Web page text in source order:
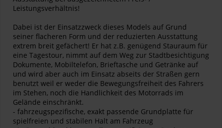
Leistungsverhältnis!
Dabei ist der Einsatzzweck dieses Models auf Grund
seiner flacheren Form und der reduzierten Ausstattung
extrem breit gefächert! Er hat z.B. genügend Stauraum für
eine Tagestour, nimmt auf dem Weg zur Stadtbesichtigung
Dokumente, Mobiltelefon, Brieftasche und Getränke auf
und wird aber auch im Einsatz abseits der Straßen gern
benutzt weil er weder die Bewegungsfreiheit des Fahrers
im Stehen, noch die Handlichkeit des Motorrads im
Gelände einschränkt.
- fahrzeugspezifische, exakt passende Grundplatte für
spielfreien und stabilen Halt am Fahrzeug